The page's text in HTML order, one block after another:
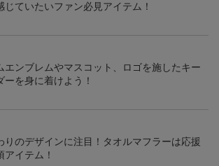
じていたいファン必見アイテム！
エンブレムやマスコット、ロゴを施したキー
ーを身に着けよう！
りのデザインに注目！タオルマフラーは応援
アイテム！